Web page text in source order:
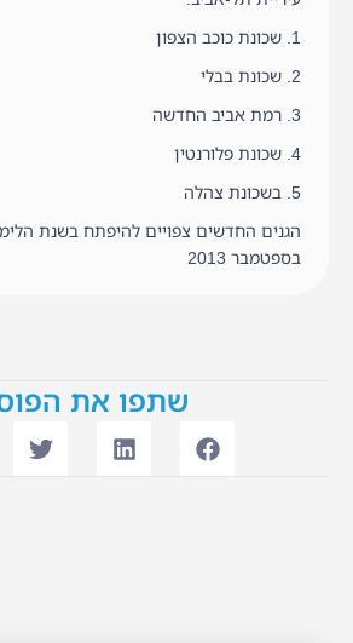
1. שכונת כוכב הצפון
2. שכונת בבלי
3. רמת אביב החדשה
4. שכונת פלורנטין
5. בשכונת צהלה
הגנים החדשים צפויים להיפתח בשנת
בספטמבר 2013
שתפו את